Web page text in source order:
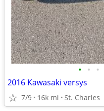
• • •
2016 Kawasaki versys
7/9 16k mi St. Charles